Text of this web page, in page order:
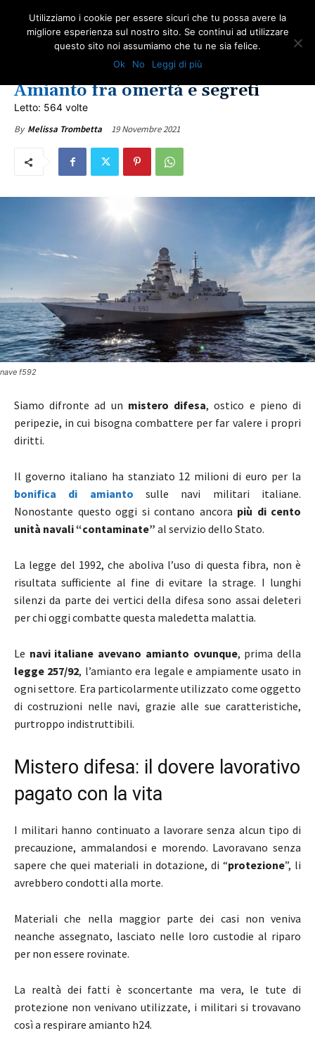
NEWS AMIANTO
Mistero Difesa: morti per
Amianto fra omertà e segreti
Letto: 564 volte
By Melissa Trombetta 19 Novembre 2021
nave f592
Siamo difronte ad un mistero difesa, ostico e pieno di
peripezie, in cui bisogna combattere per far valere i propri
diritti.
Il governo italiano ha stanziato 12 milioni di euro per la
bonifica di amianto sulle navi militari italiane.
Nonostante questo oggi si contano ancora più di cento
unità navali “contaminate” al servizio dello Stato.
La legge del 1992, che aboliva l’uso di questa fibra, non è
risultata sufficiente al fine di evitare la strage. I lunghi
silenzi da parte dei vertici della difesa sono assai deleteri
per chi oggi combatte questa maledetta malattia.
Le navi italiane avevano amianto ovunque, prima della
legge 257/92, l’amianto era legale e ampiamente usato in
ogni settore. Era particolarmente utilizzato come oggetto
di costruzioni nelle navi, grazie alle sue caratteristiche,
purtroppo indistruttibili.
Mistero difesa: il dovere lavorativo
pagato con la vita
I militari hanno continuato a lavorare senza alcun tipo di
precauzione, ammalandosi e morendo. Lavoravano senza
sapere che quei materiali in dotazione, di “protezione”, li
avrebbero condotti alla morte.
Materiali che nella maggior parte dei casi non veniva
neanche assegnato, lasciato nelle loro custodie al riparo
per non essere rovinate.
La realtà dei fatti è sconcertante ma vera, le tute di
protezione non venivano utilizzate, i militari si trovavano
così a respirare amianto h24.
Utilizziamo i cookie per essere sicuri che tu possa avere la
migliore esperienza sul nostro sito. Se continui ad utilizzare
questo sito noi assumiamo che tu ne sia felice.
Ok
No Leggi di più